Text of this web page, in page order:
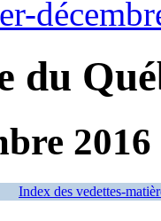
du
2016
Index des vedettes-